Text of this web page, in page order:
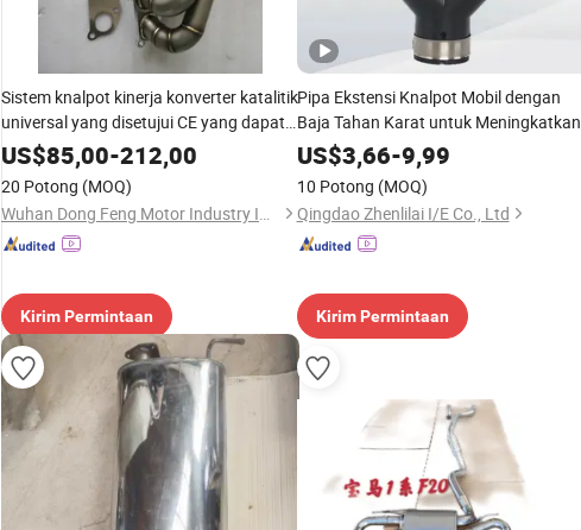
Sistem knalpot kinerja konverter katalitik
universal yang disetujui CE yang dapat
disesuaikan dari China dengan harga
pabrik
US$85,00-212,00
20 Potong (MOQ)
Wuhan Dong Feng Motor Industry Imp. & Exp. Co., Ltd.
Kirim Permintaan
Pipa Ekstensi Knalpot Mobil dengan
Baja Tahan Karat untuk Meningkatkan
Performa Mobil
US$3,66-9,99
10 Potong (MOQ)
Qingdao Zhenlilai I/E Co., Ltd
Kirim Permintaan